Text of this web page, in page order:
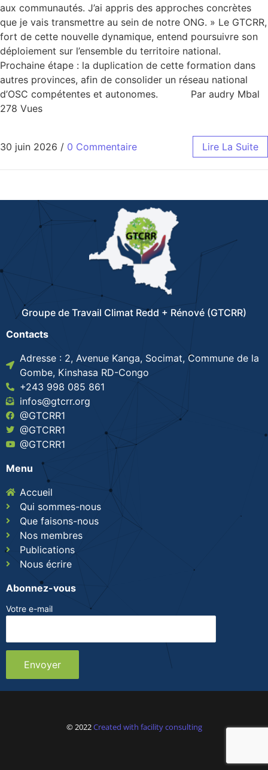
aux communautés. J’ai appris des approches concrètes
que je vais transmettre au sein de notre ONG. » Le GTCRR,
fort de cette nouvelle dynamique, entend poursuivre son
déploiement sur l’ensemble du territoire national.
Prochaine étape : la duplication de cette formation dans
autres provinces, afin de consolider un réseau national
d’OSC compétentes et autonomes. Par audry Mbal
278 Vues
30 juin 2026 / 0 Commentaire Lire La Suite
Groupe de Travail Climat Redd + Rénové (GTCRR)
Contacts
Adresse : 2, Avenue Kanga, Socimat, Commune de la
Gombe, Kinshasa RD-Congo
+243 998 085 861
infos@gtcrr.org
@GTCRR1
@GTCRR1
@GTCRR1
Menu
Accueil
Qui sommes-nous
Que faisons-nous
Nos membres
Publications
Nous écrire
Abonnez-vous
Votre e-mail
© 2022Created with facility consulting